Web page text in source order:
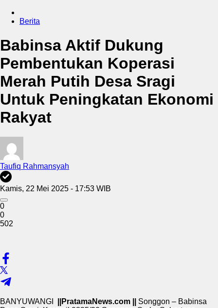
Berita
Babinsa Aktif Dukung
Pembentukan Koperasi
Merah Putih Desa Sragi
Untuk Peningkatan Ekonomi
Rakyat
Taufiq Rahmansyah
Kamis, 22 Mei 2025 - 17:53 WIB
0
0
502
BANYUWANGI ||PratamaNews.com || Songgon – Babinsa